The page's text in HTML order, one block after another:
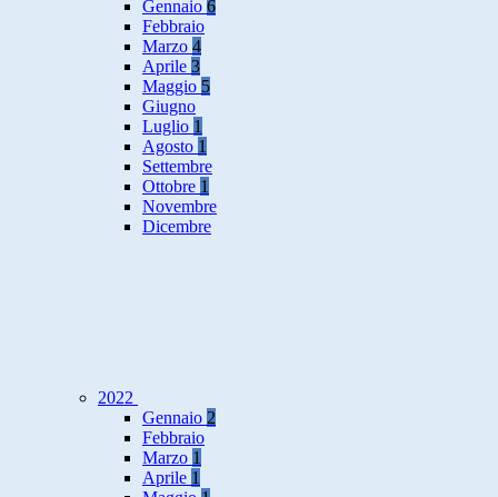
Gennaio 6
Febbraio
Marzo 4
Aprile 3
Maggio 5
Giugno
Luglio 1
Agosto 1
Settembre
Ottobre 1
Novembre
Dicembre
2022
Gennaio 2
Febbraio
Marzo 1
Aprile 1